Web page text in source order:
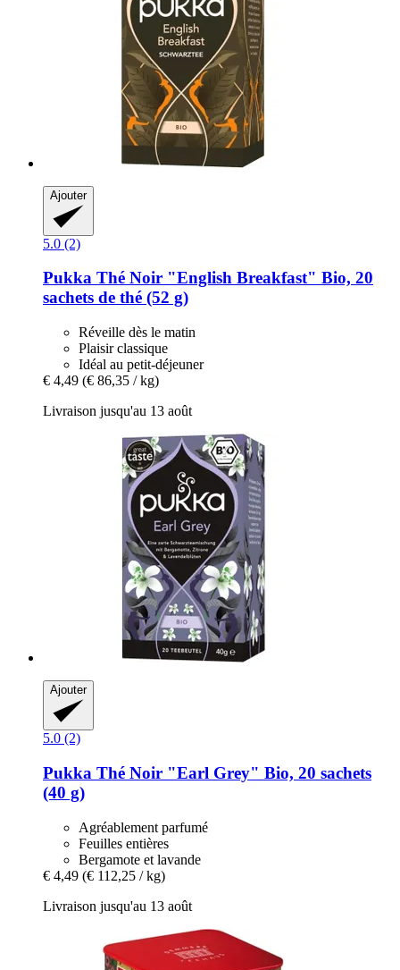
Ajouter
5.0 (2)
Pukka Thé Noir "English Breakfast" Bio, 20
sachets de thé (52 g)
Réveille dès le matin
Plaisir classique
Idéal au petit-déjeuner
€ 4,49 (€ 86,35 / kg)
Livraison jusqu'au 13 août
Ajouter
5.0 (2)
Pukka Thé Noir "Earl Grey" Bio, 20 sachets
(40 g)
Agréablement parfumé
Feuilles entières
Bergamote et lavande
€ 4,49 (€ 112,25 / kg)
Livraison jusqu'au 13 août